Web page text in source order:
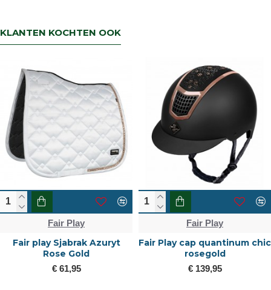
KLANTEN KOCHTEN OOK
Fair Play
Fair play Sjabrak Azuryt
Rose Gold
€ 61,95
Fair Play
Fair Play cap quantinum chic
rosegold
€ 139,95